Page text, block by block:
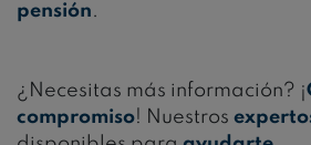
pensión.
¿Necesitas más información? ¡
compromiso! Nuestros